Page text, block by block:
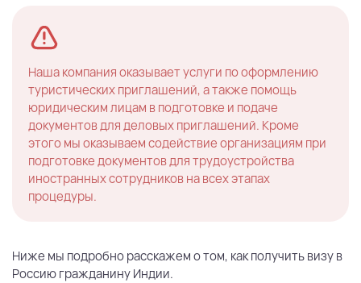
Наша компания оказывает услуги по оформлению
туристических приглашений, а также помощь
юридическим лицам в подготовке и подаче
документов для деловых приглашений. Кроме
этого мы оказываем содействие организациям при
подготовке документов для трудоустройства
иностранных сотрудников на всех этапах
процедуры.
Ниже мы подробно расскажем о том, как получить визу в
Россию гражданину Индии.